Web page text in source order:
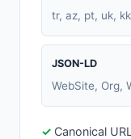
tr, az, pt, uk,
JSON-LD
WebSite, Org,
Canonical